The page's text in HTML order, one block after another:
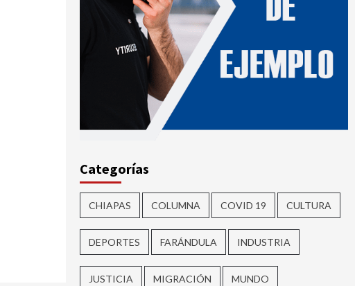
Categorías
CHIAPAS COLUMNA COVID 19 CULTURA
DEPORTES FARÁNDULA INDUSTRIA
JUSTICIA MIGRACIÓN MUNDO